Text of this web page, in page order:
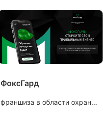
ФоксГард
франшиза в области охран...